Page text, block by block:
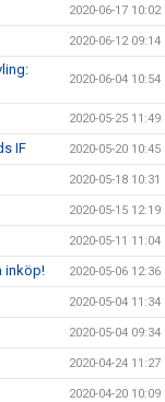
2020-06-17 10:02
2020-06-12 09:14
2020-06-04 10:54
2020-05-25 11:49
IF 2020-05-20 10:45
2020-05-18 10:31
2020-05-15 12:19
2020-05-11 11:04
inköp! 2020-05-06 12:36
2020-05-04 11:34
2020-05-04 09:34
2020-04-24 11:27
2020-04-20 10:09